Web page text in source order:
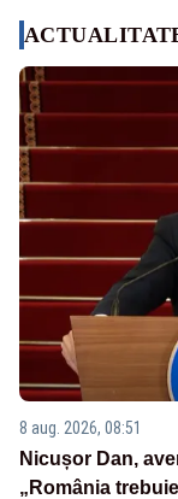
8 aug. 2026, 08:51
Nicușor Dan,
„România